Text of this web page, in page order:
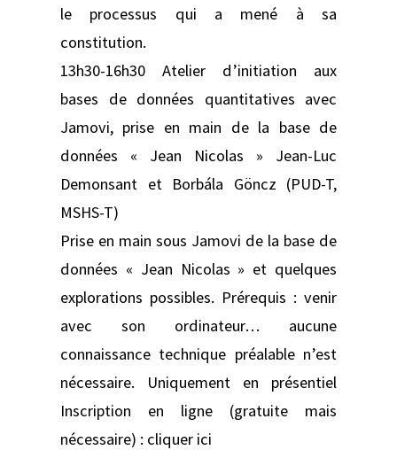
le processus qui a mené à sa
constitution.
13h30-16h30 Atelier d’initiation aux
bases de données quantitatives avec
Jamovi, prise en main de la base de
données « Jean Nicolas » Jean-Luc
Demonsant et Borbála Göncz (PUD-T,
MSHS-T)
Prise en main sous Jamovi de la base de
données « Jean Nicolas » et quelques
explorations possibles. Prérequis : venir
avec son ordinateur… aucune
connaissance technique préalable n’est
nécessaire. Uniquement en présentiel
Inscription en ligne (gratuite mais
nécessaire) : cliquer ici